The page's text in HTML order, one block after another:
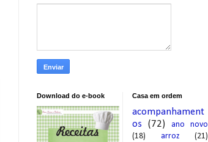
Download do e-book Casa em ordem
acompanhament
os
(72)
ano novo
(18)
arroz
(21)